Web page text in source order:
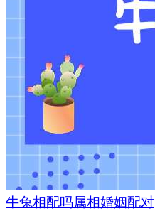
牛兔相配吗属相婚姻配对